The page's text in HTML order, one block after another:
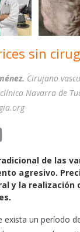
sin
Cirujano
Navarra de
a
i
l
de las
agresivo.
y la realización
exista un período